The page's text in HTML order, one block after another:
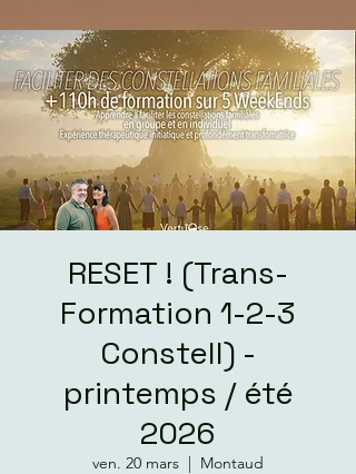
RESET ! (Trans-
Formation 1-2-3
Constell) -
printemps / été
2026
ven. 20 mars
  |
Montaud